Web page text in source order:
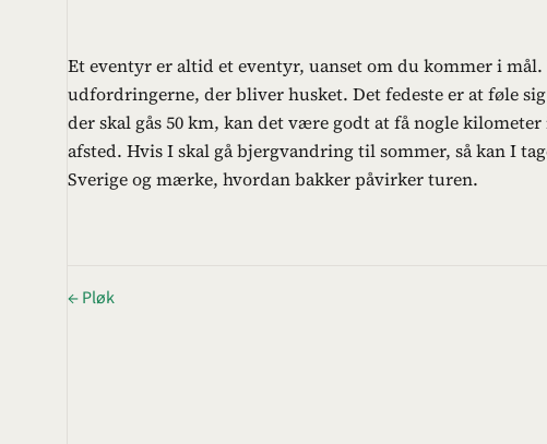
Et eventyr er altid et eventyr, uanset om du kommer i mål.
udfordringerne, der bliver husket. Det fedeste er at føle
der skal gås 50 km, kan det være godt at få nogle
afsted. Hvis I skal gå bjergvandring til sommer, så kan I
Sverige og mærke, hvordan bakker påvirker turen.
← Pløk